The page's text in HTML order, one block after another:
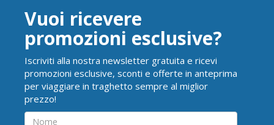
Vuoi ricevere
promozioni esclusive?
Iscriviti alla nostra newsletter gratuita e ricevi
promozioni esclusive, sconti e offerte in anteprima
per viaggiare in traghetto sempre al miglior
prezzo!